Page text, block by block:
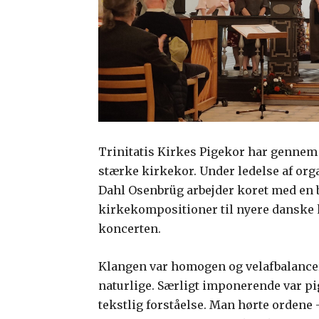
Trinitatis Kirkes Pigekor har
stærke kirkekor. Under ledelse af
Dahl Osenbrüg arbejder koret med
kirkekompositioner til nyere danske
koncerten.
Klangen var homogen og
naturlige. Særligt imponerende var
tekstlig forståelse. Man hørte